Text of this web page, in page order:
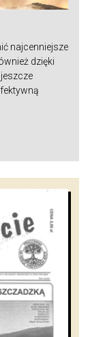
najcenniejsze
dzięki